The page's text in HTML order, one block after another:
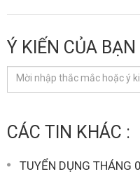
Ý KIẾN CỦA BẠN
CÁC TIN KHÁC :
TUYỂN DỤNG THÁNG